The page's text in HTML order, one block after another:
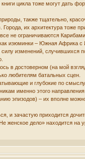
цикла тоже могут дать
также тщательно,
их архитектура тоже
не ограничиваются
изюминки – Южная Африка с
изменений, случившихся
в достоверном (на мой
любителям батальных сцен.
и глубокие по смыслу
именно этого направления
эпизодов) – их вполне
и зачастую приходится
женское дело» находится на